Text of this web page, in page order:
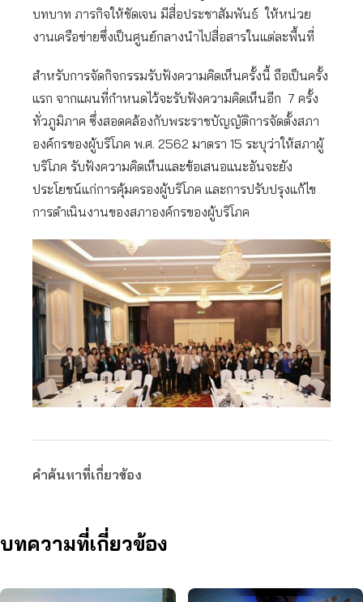
บทบาท ภารกิจให้ชัดเจน มีสื่อประชาสัมพันธ์ ให้หน่วย
งานเครือข่ายซึ่งเป็นศูนย์กลางนำไปสื่อสารในแต่ละพื้นที่
สำหรับการจัดกิจกรรมรับฟังความคิดเห็นครั้งนี้ ถือเป็นครั้ง
แรก จากแผนที่กำหนดไว้จะรับฟังความคิดเห็นอีก 7 ครั้ง
ทั่วภูมิภาค ซึ่งสอดคล้องกับพระราชบัญญัติการจัดตั้งสภา
องค์กรของผู้บริโภค พ.ศ. 2562 มาตรา 15 ระบุว่าให้สภาผู้
บริโภค รับฟังความคิดเห็นและข้อเสนอแนะอันจะยัง
ประโยชน์แก่การคุ้มครองผู้บริโภค และการปรับปรุงแก้ไข
การดำเนินงานของสภาองค์กรของผู้บริโภค
คำค้นหาที่เกี่ยวข้อง
บทความที่เกี่ยวข้อง